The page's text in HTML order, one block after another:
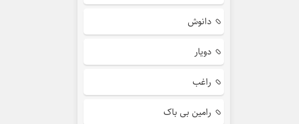
دانوش
دویار
راغب
رامین بی باک